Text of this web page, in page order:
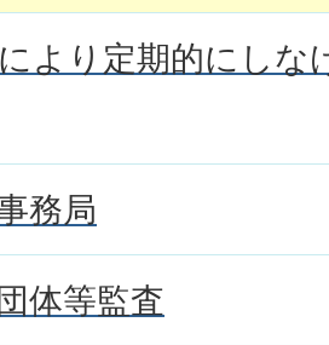
より定期的にしな
務局
体等監査